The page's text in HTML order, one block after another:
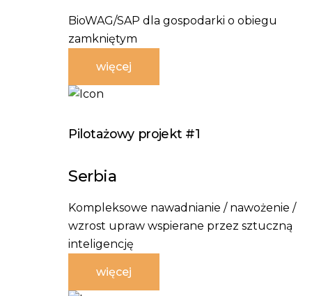
BioWAG/SAP dla gospodarki o obiegu
zamkniętym
więcej
Pilotażowy projekt #1
Serbia
Kompleksowe nawadnianie / nawożenie /
wzrost upraw wspierane przez sztuczną
inteligencję
więcej